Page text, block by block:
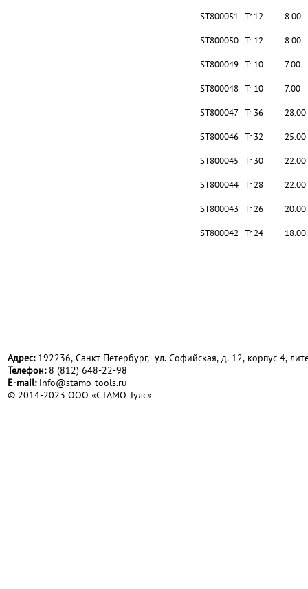
ST800051 Tr 12 8.00
ST800050 Tr 12 8.00
ST800049 Tr 10 7.00
ST800048 Tr 10 7.00
ST800047 Tr 36 28.00
ST800046 Tr 32 25.00
ST800045 Tr 30 22.00
ST800044 Tr 28 22.00
ST800043 Tr 26 20.00
ST800042 Tr 24 18.00
Адрес:192236, Санкт-Петербург, ул. Софийская, д. 12, корпус 4,
Телефон:8 (812) 648-22-98
Е-mail: info@stamo-tools.ru
© 2014-2023 ООО «СТАМО Тулс»